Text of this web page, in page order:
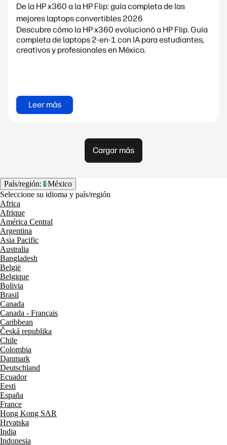
De la HP x360 a la HP Flip: guía completa de las
mejores laptops convertibles 2026
Descubre cómo la HP x360 evolucionó a HP Flip. Guía
completa de laptops 2-en-1 con IA para estudiantes,
creativos y profesionales en México.
Leer más
Cargar más
País/región:
México
Seleccione su idioma y país/región
Africa
Afrique
América Central
Argentina
Asia Pacific
Australia
Bangladesh
België
Belgique
Bolivia
Brasil
Canada
Canada - Français
Caribbean
Česká republika
Chile
Colombia
Danmark
Deutschland
Ecuador
Eesti
España
France
Hong Kong SAR
Hrvatska
India
Indonesia